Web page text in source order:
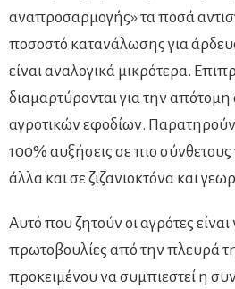
αναπροσαρμογής» τα ποσά
ποσοστό κατανάλωσης για
είναι αναλογικά μικρότερα.
διαμαρτύρονται για την
αγροτικών εφοδίων.
100% αυξήσεις σε πιο
άλλα και σε ζιζανιοκτόνα και
Αυτό που ζητούν οι αγρότες
πρωτοβουλίες από την πλευρά
προκειμένου να συμπιεστεί η